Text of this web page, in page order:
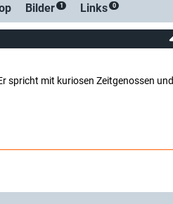
Bilder 1 Links 0
spricht mit kuriosen Zeitgenossen und